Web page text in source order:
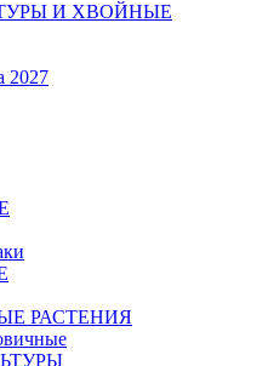
И ХВОЙНЫЕ
2027
РАСТЕНИЯ